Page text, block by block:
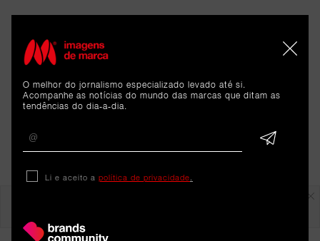
O melhor do jornalismo especializado levado até si.
Acompanhe as notícias do mundo das marcas que ditam as
tendências do dia-a-dia.
Li e aceito a política de privacidade.